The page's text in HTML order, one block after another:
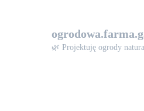
🌿 Projektuję ogrody